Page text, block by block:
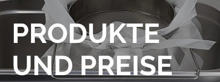
PRODUKTE
UND PREISE